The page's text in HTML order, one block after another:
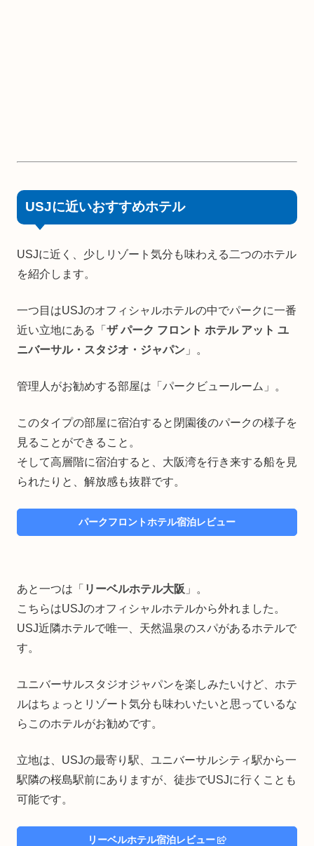
USJに近いおすすめホテル
USJに近く、少しリゾート気分も味わえる二つのホテル
を紹介します。
一つ目はUSJのオフィシャルホテルの中でパークに一番
近い立地にある「 ザ パーク フロント ホテル アット ユ
ニバーサル・スタジオ・ジャパン 」。
管理人がお勧めする部屋は「パークビュールーム」。
このタイプの部屋に宿泊すると閉園後のパークの様子を
見ることができること。
そして高層階に宿泊すると、大阪湾を行き来する船を見
られたりと、解放感も抜群です。
パークフロントホテル宿泊レビュー
あと一つは「 リーベルホテル大阪 」。
こちらはUSJのオフィシャルホテルから外れました。
USJ近隣ホテルで唯一、天然温泉のスパがあるホテルで
す。
ユニバーサルスタジオジャパンを楽しみたいけど、ホテ
ルはちょっとリゾート気分も味わいたいと思っているな
らこのホテルがお勧めです。
立地は、USJの最寄り駅、ユニバーサルシティ駅から一
駅隣の桜島駅前にありますが、徒歩でUSJに行くことも
可能です。
リーベルホテル宿泊レビュー